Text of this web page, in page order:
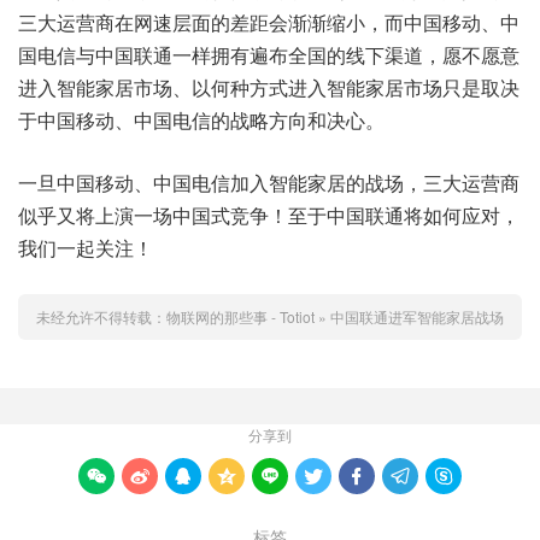
三大运营商在网速层面的差距会渐渐缩小，而中国移动、中
国电信与中国联通一样拥有遍布全国的线下渠道，愿不愿意
进入智能家居市场、以何种方式进入智能家居市场只是取决
于中国移动、中国电信的战略方向和决心。
一旦中国移动、中国电信加入智能家居的战场，三大运营商
似乎又将上演一场中国式竞争！至于中国联通将如何应对，
我们一起关注！
未经允许不得转载： 物联网的那些事 - Totiot » 中国联通进军智能家居战场
分享到
        